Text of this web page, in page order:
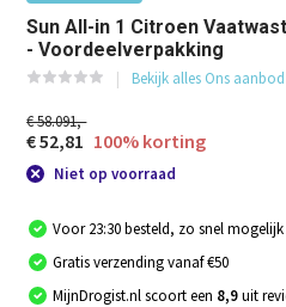
Sun All-in 1 Citroen
- Voordeelverpakking
Bekijk alles Ons aanbod
€ 58.091,-
€ 52,81 100% korting
Niet op voorraad
Voor 23:30 besteld, zo snel
Gratis verzending vanaf €50
MijnDrogist.nl scoort een 8,9uit